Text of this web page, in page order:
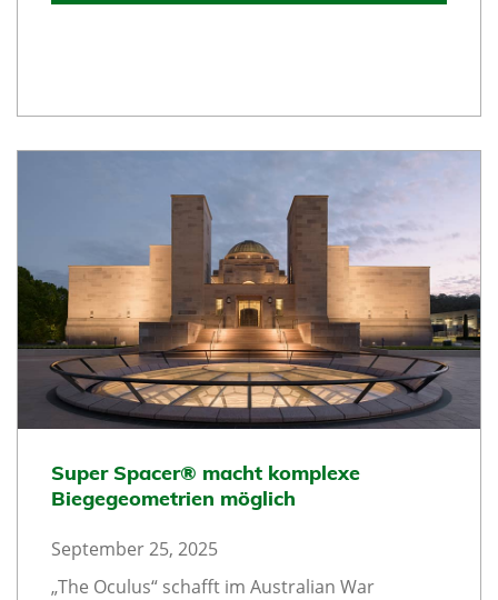
Super Spacer® macht komplexe
Biegegeometrien möglich
September 25, 2025
„The Oculus“ schafft im Australian War